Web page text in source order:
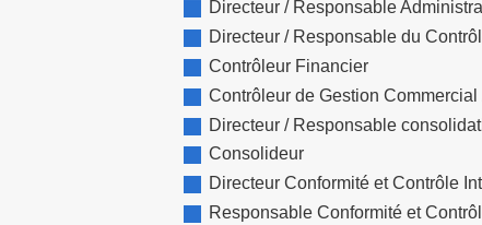
Directeur / Responsable
Directeur / Responsable du
Contrôleur Financier
Contrôleur de Gestion Commercial
Directeur / Responsable
Consolideur
Directeur Conformité et Contrôle
Responsable Conformité et